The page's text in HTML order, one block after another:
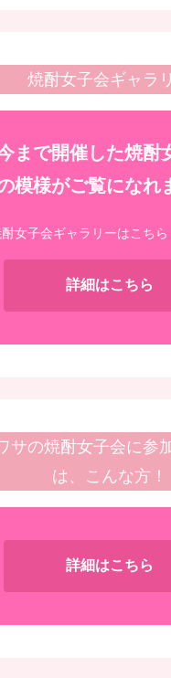
焼酎女子会ギャラ
まで開催した焼酎
模様がご覧になれ
女子会ギャラリーはこちら
詳細はこちら
サの焼酎女子会に参
は、こんな方！
詳細はこちら